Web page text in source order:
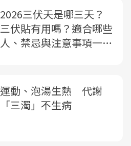
2026三伏天是哪三天？
三伏貼有用嗎？適合哪些
人、禁忌與注意事項一次
運動、泡湯生熱 代謝
「三濁」不生病